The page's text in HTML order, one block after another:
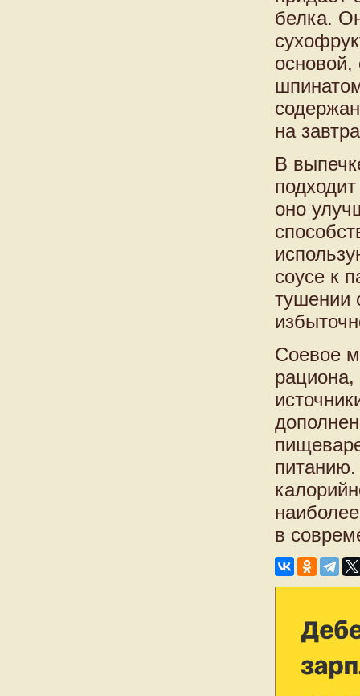
белка.
основой,
на
В
оно
соусе к
тушении
Соевое
питанию.
в